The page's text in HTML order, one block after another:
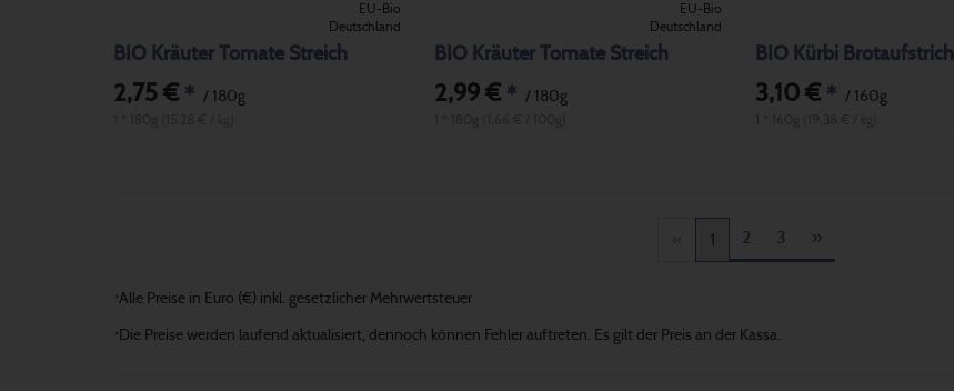
EU-Bio
Deutschland
BIO Kräuter Tomate Streich
2,75 € * / 180g
EU-Bio
Deutschland
BIO Kräuter Tomate Streich
2,99 €* / 180g
BIO Kürbi Brotaufstrich
3,10 €* / 160g
1 2 3 »
*Alle Preise in Euro (€) inkl. gesetzlicher Mehrwertsteuer
* Die Preise werden laufend aktualisiert, dennoch können Fehler auftreten. Es gilt der Preis an der Kassa.